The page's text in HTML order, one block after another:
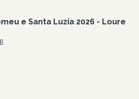
e Santa Luzia 2026 - Loure